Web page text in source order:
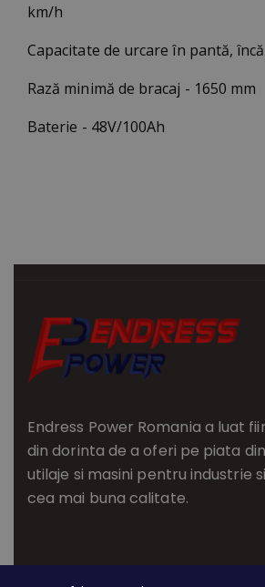
km/h
Capacitate de urcare în pantă,
Rază minimă de bracaj - 1650 mm
Baterie - 48V/100Ah
Endress Power Romania a luat
din dorinta de a oferi pe piata
utilaje si masini pentru industrie
cea mai buna calitate.